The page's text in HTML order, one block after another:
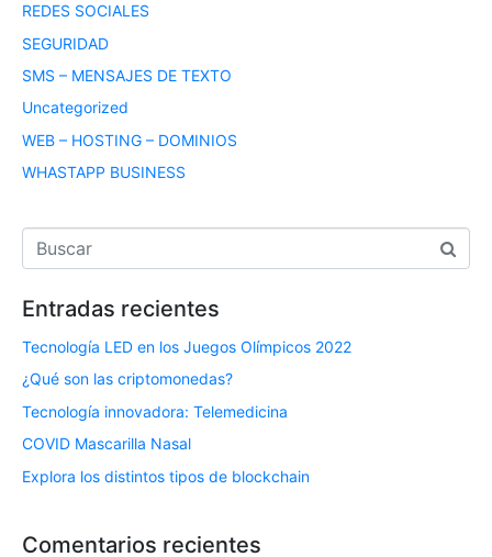
REDES SOCIALES
SEGURIDAD
SMS – MENSAJES DE TEXTO
Uncategorized
WEB – HOSTING – DOMINIOS
WHASTAPP BUSINESS
Entradas recientes
Tecnología LED en los Juegos Olímpicos 2022
¿Qué son las criptomonedas?
Tecnología innovadora: Telemedicina
COVID Mascarilla Nasal
Explora los distintos tipos de blockchain
Comentarios recientes